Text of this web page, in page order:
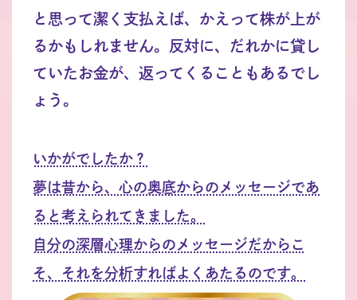
と思って潔く支払えば、かえって株が上が
るかもしれません。反対に、だれかに貸し
ていたお金が、返ってくることもあるでし
ょう。
いかがでしたか？
夢は昔から、心の奥底からのメッセージであ
ると考えられてきました。
自分の深層心理からのメッセージだからこ
そ、それを分析すればよくあたるのです。